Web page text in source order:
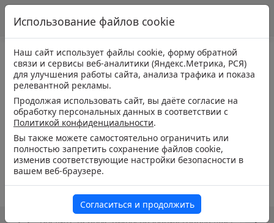
Использование файлов cookie
Наш сайт использует файлы cookie, форму обратной
связи и сервисы веб-аналитики (Яндекс.Метрика, РСЯ)
для улучшения работы сайта, анализа трафика и показа
релевантной рекламы.
Продолжая использовать сайт, вы даёте согласие на
обработку персональных данных в соответствии с
Политикой конфиденциальности.
Вы также можете самостоятельно ограничить или
полностью запретить сохранение файлов cookie,
изменив соответствующие настройки безопасности в
вашем веб-браузере.
Согласиться и продолжить